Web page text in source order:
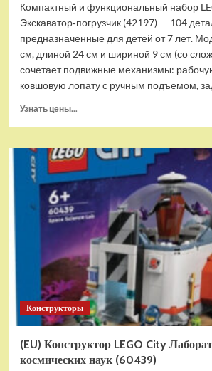
Компактный и функциональный набор
Экскаватор‑погрузчик (42197) — 104
предназначенные для детей от 7 лет.
см, длиной 24 см и шириной 9 см (со
сочетает подвижные механизмы:
ковшовую лопату с ручным подъемом,
Узнать цены...
(EU)
Конструктор
LEGO
Technic
Экскаватор-
погрузчик
(42197)
Конструкторы
(EU) Конструктор LEGO City
космических наук (60439)